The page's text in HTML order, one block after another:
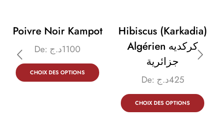
Poivre Noir Kampot
De: 1100د.ج
CHOIX DES OPTIONS
Hibiscus (karkadia)
Algérien كركديه
جزائرية
De: 425د.ج
CHOIX DES OPTIONS